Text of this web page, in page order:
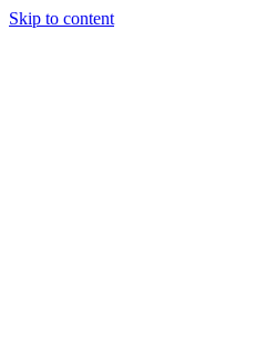
Skip to content